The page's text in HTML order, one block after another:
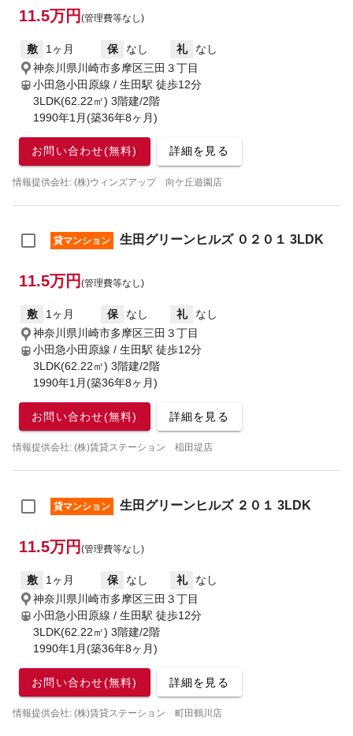
11.5万円 (管理費等なし)
敷 1ヶ月 保 なし 礼
なし
神奈川県川崎市多摩区三田３丁目
小田急小田原線 / 生田駅 徒歩12分
3LDK(62.22㎡) 3階建/2階
1990年1月(築36年8ヶ月)
お問い合わせ(無料) 詳細を見る
情報提供会社: (株)ウィンズアップ 向ケ丘遊園店
貸マンション 生田グリーンヒルズ ０２０１ 3LDK
11.5万円 (管理費等なし)
敷 1ヶ月 保 なし 礼
なし
神奈川県川崎市多摩区三田３丁目
小田急小田原線 / 生田駅 徒歩12分
3LDK(62.22㎡) 3階建/2階
1990年1月(築36年8ヶ月)
お問い合わせ(無料) 詳細を見る
情報提供会社: (株)賃貸ステーション 稲田堤店
貸マンション 生田グリーンヒルズ ２０１ 3LDK
11.5万円 (管理費等なし)
敷 1ヶ月 保 なし 礼
なし
神奈川県川崎市多摩区三田３丁目
小田急小田原線 / 生田駅 徒歩12分
3LDK(62.22㎡) 3階建/2階
1990年1月(築36年8ヶ月)
お問い合わせ(無料) 詳細を見る
情報提供会社: (株)賃貸ステーション 町田鶴川店